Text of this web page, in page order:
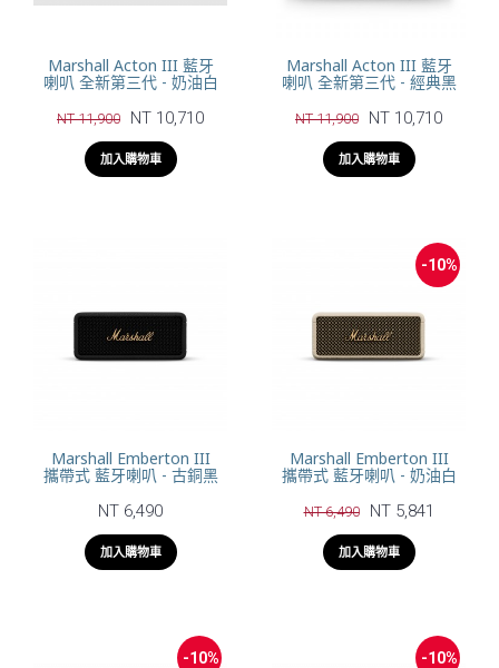
Marshall Acton III 藍牙
喇叭 全新第三代 - 奶油白
NT 11,900 NT 10,710
加入購物車
Marshall Acton III 藍牙
喇叭 全新第三代 - 經典黑
NT 11,900 NT 10,710
加入購物車
Marshall Emberton III
攜帶式 藍牙喇叭 - 古銅黑
NT 6,490
加入購物車
-10%
Marshall Emberton III
攜帶式 藍牙喇叭 - 奶油白
NT 6,490 NT 5,841
加入購物車
-10% -10%